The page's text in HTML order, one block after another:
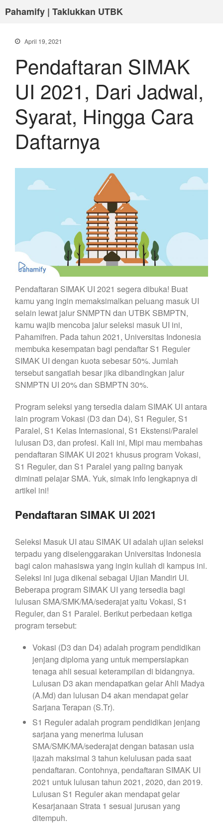
Pahamify | Taklukkan UTBK
April 19, 2021
Pendaftaran SIMAK
UI 2021, Dari Jadwal,
Syarat, Hingga Cara
Daftarnya
Pendaftaran SIMAK UI 2021 segera dibuka! Buat
kamu yang ingin memaksimalkan peluang masuk UI
selain lewat jalur SNMPTN dan UTBK SBMPTN,
kamu wajib mencoba jalur seleksi masuk UI ini,
Pahamifren. Pada tahun 2021, Universitas Indonesia
membuka kesempatan bagi pendaftar S1 Reguler
SIMAK UI dengan kuota sebesar 50%. Jumlah
tersebut sangatlah besar jika dibandingkan jalur
SNMPTN UI 20% dan SBMPTN 30%.
Program seleksi yang tersedia dalam SIMAK UI antara
lain program Vokasi (D3 dan D4), S1 Reguler, S1
Paralel, S1 Kelas Internasional, S1 Ekstensi/Paralel
lulusan D3, dan profesi. Kali ini, Mipi mau membahas
pendaftaran SIMAK UI 2021 khusus program Vokasi,
S1 Reguler, dan S1 Paralel yang paling banyak
diminati pelajar SMA. Yuk, simak info lengkapnya di
artikel ini!
Pendaftaran SIMAK UI 2021
Seleksi Masuk UI atau SIMAK UI adalah ujian seleksi
terpadu yang diselenggarakan Universitas Indonesia
bagi calon mahasiswa yang ingin kuliah di kampus ini.
Seleksi ini juga dikenal sebagai Ujian Mandiri UI.
Beberapa program SIMAK UI yang tersedia bagi
lulusan SMA/SMK/MA/sederajat yaitu Vokasi, S1
Reguler, dan S1 Paralel. Berikut perbedaan ketiga
program tersebut:
Vokasi (D3 dan D4) adalah program pendidikan
jenjang diploma yang untuk mempersiapkan
tenaga ahli sesuai keterampilan di bidangnya.
Lulusan D3 akan mendapatkan gelar Ahli Madya
(A.Md) dan lulusan D4 akan mendapat gelar
Sarjana Terapan (S.Tr).
S1 Reguler adalah program pendidikan jenjang
sarjana yang menerima lulusan
SMA/SMK/MA/sederajat dengan batasan usia
ijazah maksimal 3 tahun kelulusan pada saat
pendaftaran. Contohnya, pendaftaran SIMAK UI
2021 untuk lulusan tahun 2021, 2020, dan 2019.
Lulusan S1 Reguler akan mendapat gelar
Kesarjanaan Strata 1 sesuai jurusan yang
ditempuh.